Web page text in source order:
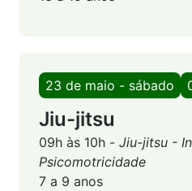
23 de maio - sábado
Jiu-jitsu
09h às 10h - Jiu-jitsu -
Psicomotricidade
7 a 9 anos